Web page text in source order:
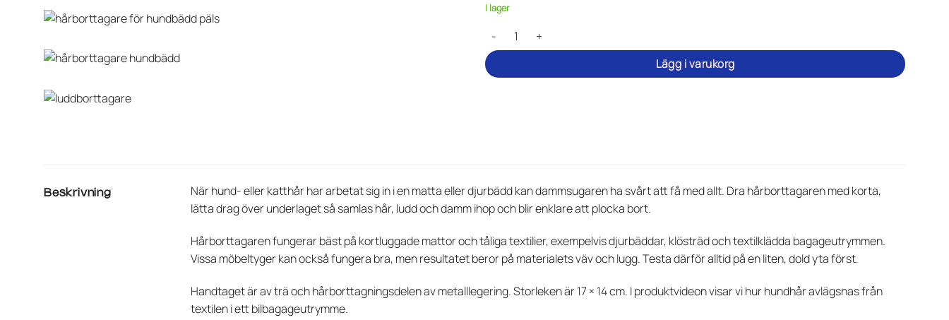
I lager
Hårborttagare för mattor och djurbäddar mängd
Lägg i varukorg
Beskrivning
När hund- eller katthår har arbetat sig in i en matta eller djurbädd kan dammsugaren ha svårt att få med allt. Dra hårborttagaren med korta,
lätta drag över underlaget så samlas hår, ludd och damm ihop och blir enklare att plocka bort.
Hårborttagaren fungerar bäst på kortluggade mattor och tåliga textilier, exempelvis djurbäddar, klösträd och textilklädda bagageutrymmen.
Vissa möbeltyger kan också fungera bra, men resultatet beror på materialets väv och lugg. Testa därför alltid på en liten, dold yta först.
Handtaget är av trä och hårborttagningsdelen av metalllegering. Storleken är 17 × 14 cm. I produktvideon visar vi hur hundhår avlägsnas från
textilen i ett bilbagageutrymme.